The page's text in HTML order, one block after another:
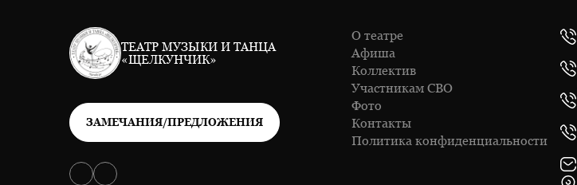
ТЕАТР МУЗЫКИ И ТАНЦА
«ЩЕЛКУНЧИК»
ЗАМЕЧАНИЯ/ПРЕДЛОЖЕНИЯ
О театре
Афиша
Коллектив
Участникам СВО
Фото
Контакты
Политика конфиденциальности